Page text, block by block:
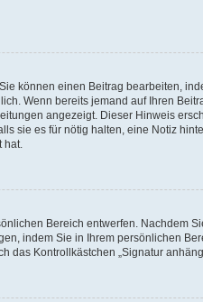
können einen Beitrag bearbeiten,
Wenn bereits jemand auf Ihren
angezeigt. Dieser Hinweis
sie es für nötig halten, eine Notiz
Bereich entwerfen. Nachdem
indem Sie in Ihrem persönlichen
Kontrollkästchen „Signatur